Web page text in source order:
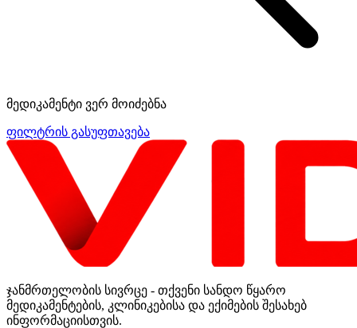
მედიკამენტი ვერ მოიძებნა
ფილტრის გასუფთავება
ჯანმრთელობის სივრცე - თქვენი სანდო წყარო
მედიკამენტების, კლინიკებისა და ექიმების შესახებ
ინფორმაციისთვის.